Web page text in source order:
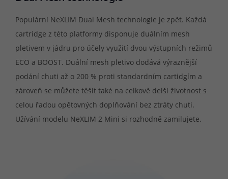
Populární NeXLIM Dual Mesh technologie je zpět. Každá
cartridge z této platformy disponuje duálním mesh
pletivem v jádru pro účely využití dvou výstupních režimů
ECO a BOOST. Duální mesh pletivo dodává výraznější
podání chuti až o 200 % proti standardním cartidgím a
zároveň se můžete těšit také na celkově delší životnost s
celou řadou opětovných doplňování bez ztráty chuti.
Užívání modelu NeXLIM 2 Mini si rozhodně zamilujete.